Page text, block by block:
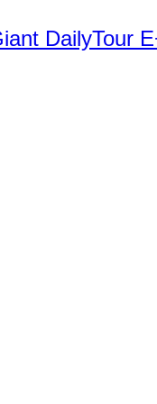
DailyTour